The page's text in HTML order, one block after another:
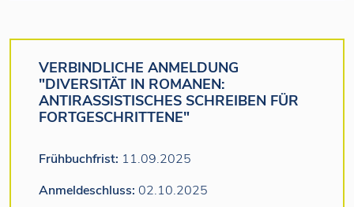
VERBINDLICHE ANMELDUNG
"DIVERSITÄT IN ROMANEN:
ANTIRASSISTISCHES SCHREIBEN FÜR
FORTGESCHRITTENE"
Frühbuchfrist: 11.09.2025
Anmeldeschluss: 02.10.2025